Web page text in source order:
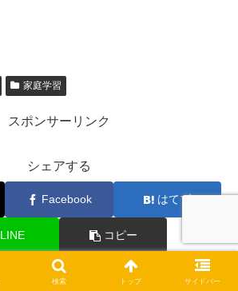
家庭学習
スポンサーリンク
シェアする
Facebook はてブ
LINE コピー
検索 トップ サイドバー